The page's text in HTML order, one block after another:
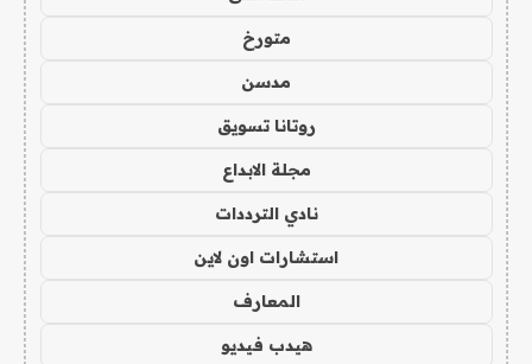
متورخ
مدسن
روتانا تسويق
مجلة الابداع
نادي الترددات
استشارات اون لاين
المعارف
هيدب فيديو